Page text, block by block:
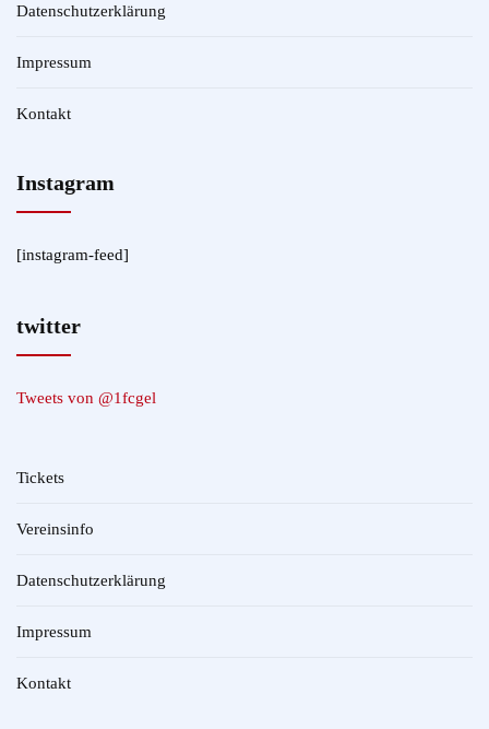
Datenschutzerklärung
Impressum
Kontakt
Instagram
[instagram-feed]
twitter
Tweets von @1fcgel
Tickets
Vereinsinfo
Datenschutzerklärung
Impressum
Kontakt